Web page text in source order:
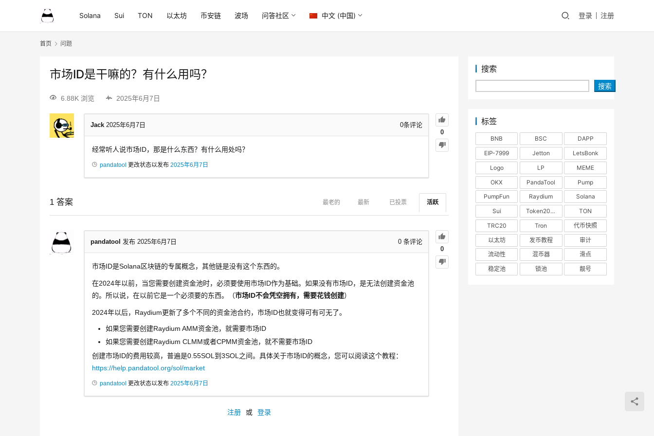
Solana Sui TON 以太坊 币安链 波场 问答社区 中文 (中国) 登录 注册
首页 问题
市场ID是干嘛的？有什么用吗？
6.88K 浏览 2025年6月7日
0
Jack 2025年6月7日 0条评论
经常听人说市场ID，那是什么东西？有什么用处吗？
pandatool 更改状态以发布 2025年6月7日
1 答案 活跃
已投票
最新
最老的
0
pandatool 发布 2025年6月7日 0 条评论
市场ID是Solana区块链的专属概念，其他链是没有这个东西的。
在2024年以前，当您需要创建资金池时，必须要使用市场ID作为基础。如果没有市场ID，是无法创建资金池
的。所以说，在以前它是一个必须要的东西。（市场ID不会凭空拥有，需要花钱创建）
2024年以后，Raydium更新了多个不同的资金池合约，市场ID也就变得可有可无了。
如果您需要创建Raydium AMM资金池，就需要市场ID
如果您需要创建Raydium CLMM或者CPMM资金池，就不需要市场ID
创建市场ID的费用较高，普遍是0.55SOL到3SOL之间。具体关于市场ID的概念，您可以阅读这个教程：
https://help.pandatool.org/sol/market
pandatool 更改状态以发布 2025年6月7日
注册 或 登录
搜索
搜索
标签
BNB BSC
DAPP
EIP-7999
Jetton
LetsBonk
Logo
LP
MEME
OKX
PandaTool
Pump
PumpFun
Raydium
Solana
Sui
Token2022
TON
TRC20
Tron
代币快照
以太坊
发币教程
审计
流动性
混币器
滑点
稳定池
锁池 靓号